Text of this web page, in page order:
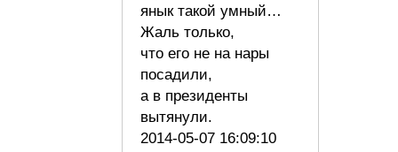
янык такой умный…
Жаль только,
что его не на нары
посадили,
а в президенты
вытянули.
2014-05-07 16:09:10